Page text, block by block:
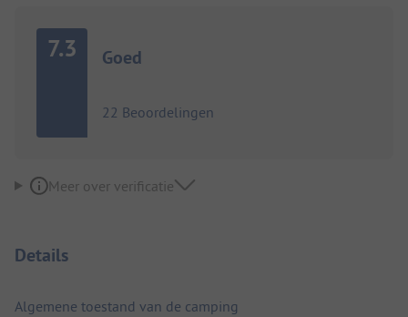
7.3 Goed
22 Beoordelingen
Meer over verificatie
Details
Algemene toestand van de camping